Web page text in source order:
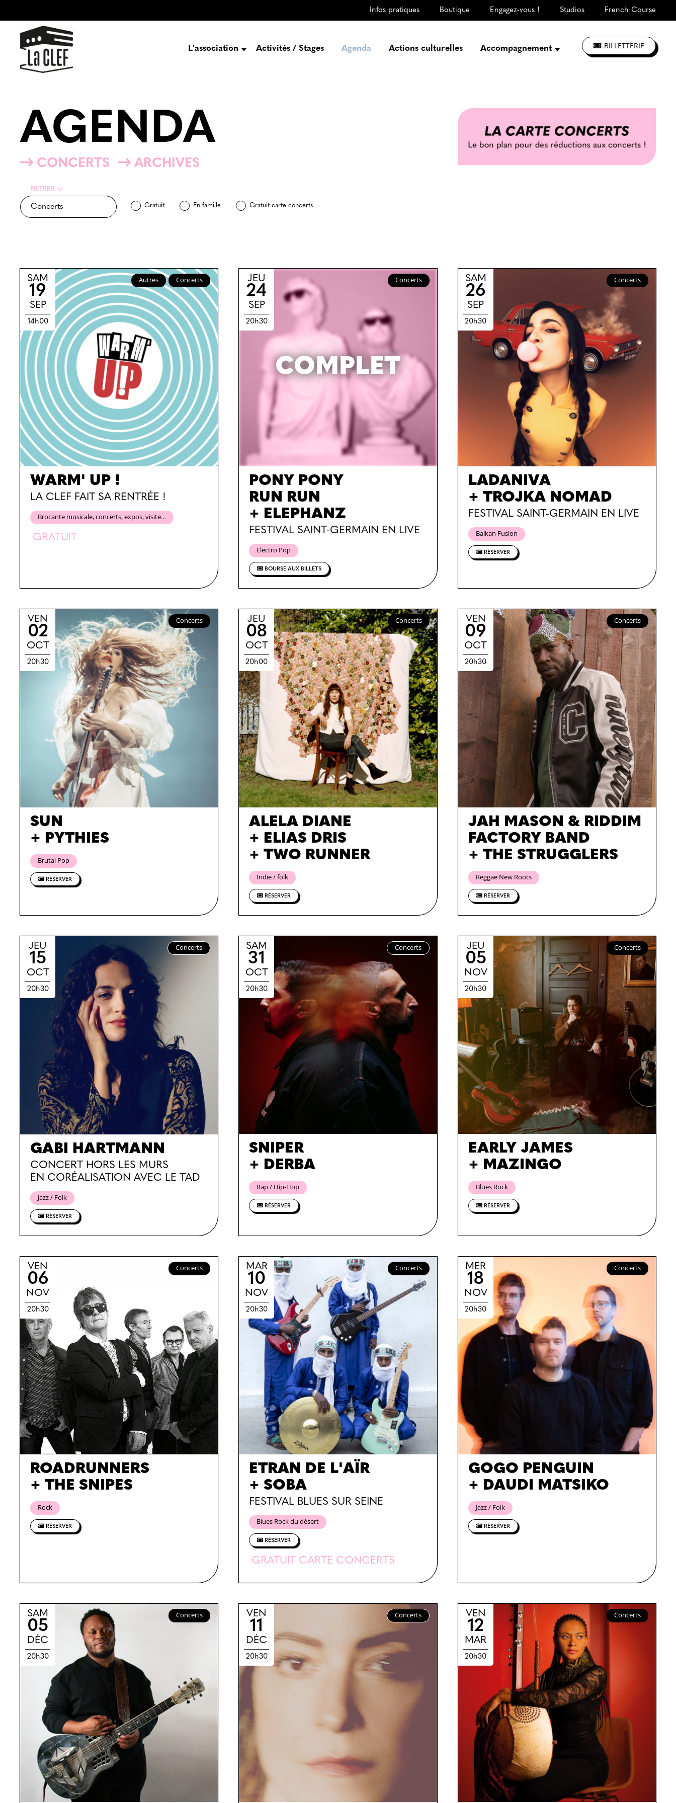
Infos pratiques Boutique Engagez-vous ! Studios French Course
L'association
Engagez-vous
Activités / Stages Agenda Actions culturelles Accompagnement
Jouer à La CLEF
Les ateliers d'artistes
BILLETTERIE
AGENDA
CONCERTS ARCHIVES
FILTRER
Gratuit En famille Gratuit carte concerts
SAM
19
SEP
14h00
Autres Concerts
WARM' UP !
LA CLEF FAIT SA RENTRÉE !
Brocante musicale, concerts, expos, visite…
GRATUIT
JEU
24
SEP
20h30
COMPLET
Concerts
PONY PONY
RUN RUN
+ ELEPHANZ
FESTIVAL SAINT-GERMAIN EN LIVE
Electro Pop
BOURSE AUX BILLETS
SAM
26
SEP
20h30
Concerts
LADANIVA
+ TROJKA NOMAD
FESTIVAL SAINT-GERMAIN EN LIVE
Balkan Fusion
RÉSERVER
VEN
02
OCT
20h30
Concerts
SUN
+ PYTHIES
Brutal Pop
RÉSERVER
JEU
08
OCT
20h00
Concerts
ALELA DIANE
+ ELIAS DRIS
+ TWO RUNNER
Indie / folk
RÉSERVER
VEN
09
OCT
20h30
Concerts
JAH MASON & RIDDIM
FACTORY BAND
+ THE STRUGGLERS
Reggae New Roots
RÉSERVER
JEU
15
OCT
20h30
Concerts
GABI HARTMANN
CONCERT HORS LES MURS
EN CORÉALISATION AVEC LE TAD
Jazz / Folk
RÉSERVER
SAM
31
OCT
20h30
Concerts
SNIPER
+ DERBA
Rap / Hip-Hop
RÉSERVER
JEU
05
NOV
20h30
Concerts
EARLY JAMES
+ MAZINGO
Blues Rock
RÉSERVER
VEN
06
NOV
20h30
Concerts
ROADRUNNERS
+ THE SNIPES
Rock
RÉSERVER
MAR
10
NOV
20h30
Concerts
ETRAN DE L'AÏR
+ SOBA
FESTIVAL BLUES SUR SEINE
Blues Rock du désert
RÉSERVER
GRATUIT CARTE CONCERTS
MER
18
NOV
20h30
Concerts
GOGO PENGUIN
+ DAUDI MATSIKO
Jazz / Folk
RÉSERVER
SAM
05
DÉC
20h30
Concerts VEN
11
DÉC
20h30
Concerts VEN
12
MAR
20h30
Concerts